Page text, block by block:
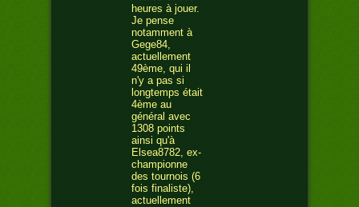
heures à jouer.
Je pense
notamment à
Gege84,
actuellement
49ème, qui il
n'y a pas si
longtemps était
4ème au
général avec
1308 points
ainsi qu'à
Elsea8782, ex-
championne
des tournois (6
fois finaliste),
actuellement